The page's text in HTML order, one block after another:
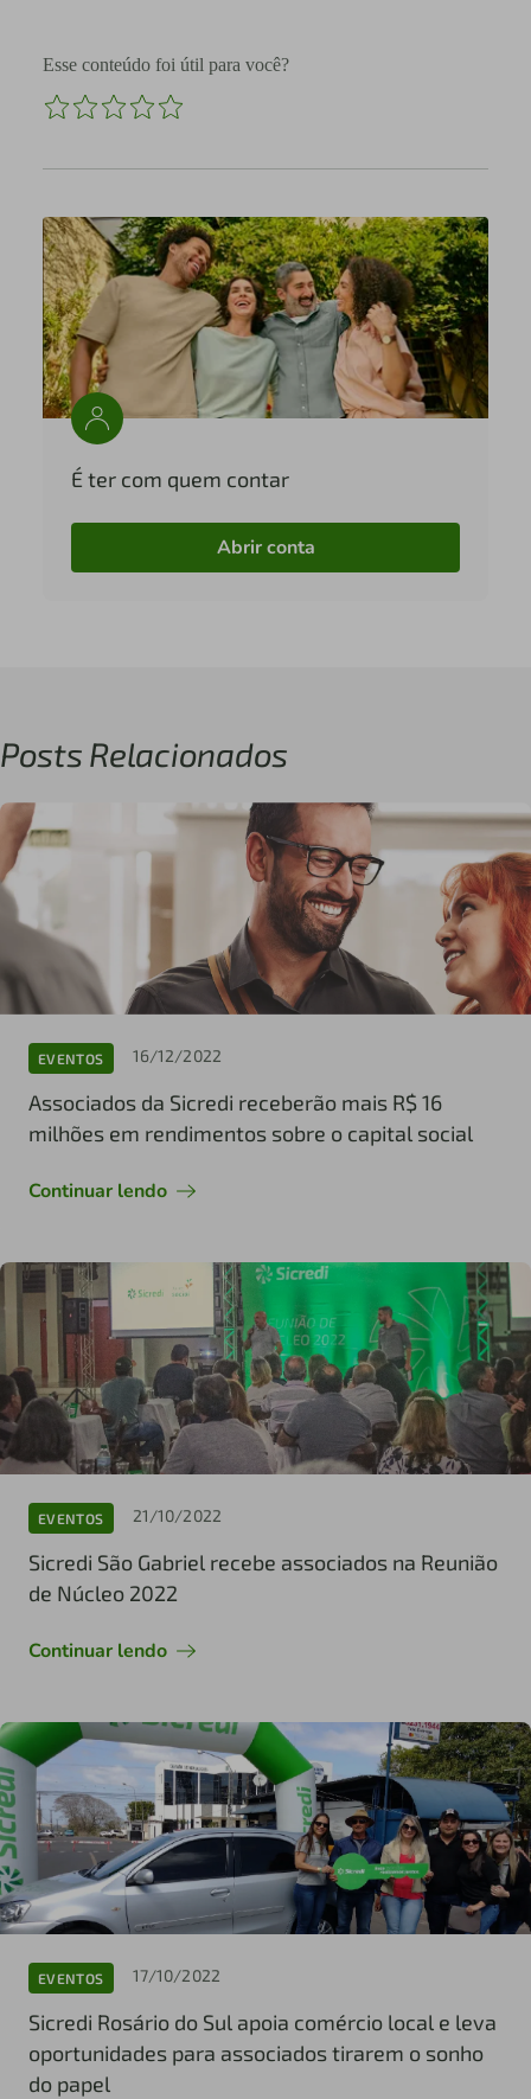
Esse conteúdo foi útil para você?
É ter com quem contar
Abrir conta
Posts Relacionados
EVENTOS 16/12/2022
Associados da Sicredi receberão mais R$ 16
milhões em rendimentos sobre o capital social
Continuar lendo
EVENTOS 21/10/2022
Sicredi São Gabriel recebe associados na Reunião
de Núcleo 2022
Continuar lendo
EVENTOS 17/10/2022
Sicredi Rosário do Sul apoia comércio local e leva
oportunidades para associados tirarem o sonho
do papel